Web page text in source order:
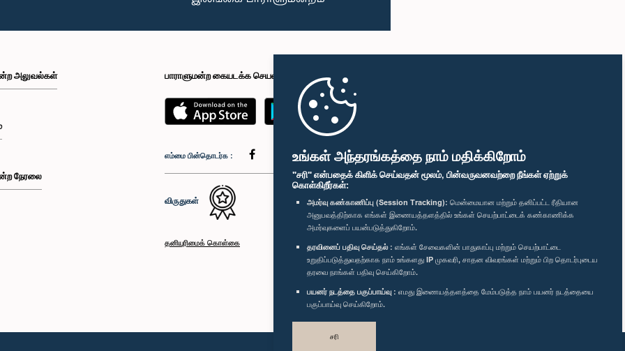
உங்கள் அந்தரங்கத்தை நாம் மதிக்கிறோம்
"சரி" என்பதைக் கிளிக் செய்வதன் மூலம், பின்வருவனவற்றை நீங்கள் ஏற்றுக்
கொள்கிறீர்கள்:
அமர்வு கண்காணிப்பு (Session Tracking): மென்மையான மற்றும் தனிப்பட்ட ரீதியான
அனுபவத்திற்காக எங்கள் இணையத்தளத்தில் உங்கள் செயற்பாட்டைக் கண்காணிக்க
அமர்வுகளைப் பயன்படுத்துகிறோம்.
தரவினைப் பதிவு செய்தல் : எங்கள் சேவைகளின் பாதுகாப்பு மற்றும் செயற்பாட்டை
உறுதிப்படுத்துவதற்காக நாம் உங்களது IP முகவரி, சாதன விவரங்கள் மற்றும் பிற தொடர்புடைய
தரவை நாங்கள் பதிவு செய்கிறோம்.
பயனர் நடத்தை பகுப்பாய்வு : எமது இணையத்தளத்தை மேம்படுத்த நாம் பயனர் நடத்தையை
பகுப்பாய்வு செய்கிறோம்.
சரி
அலுவல்கள்
நேரலை
பாராளுமன்ற கையடக்க செயலி
எம்மை பின்தொடர்க :
விருதுகள்
தனியுரிமைக் கொள்கை